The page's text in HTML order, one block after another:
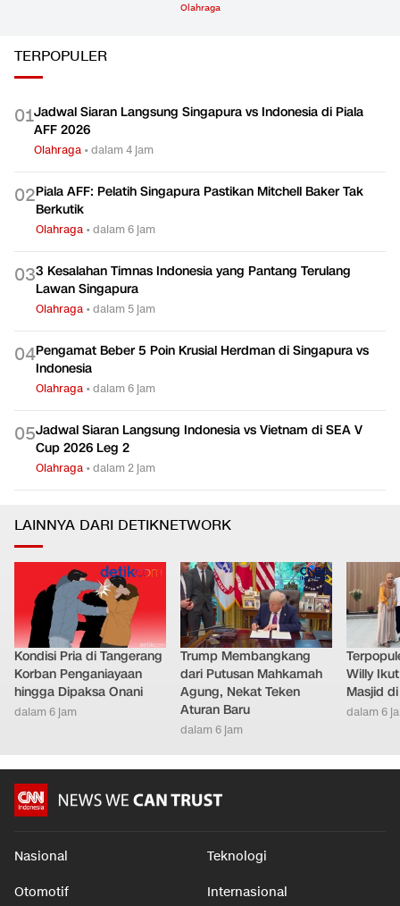
Olahraga
TERPOPULER
01Jadwal Siaran Langsung Singapura vs Indonesia di Piala
AFF 2026
Olahraga •dalam 4 jam
02Piala AFF: Pelatih Singapura Pastikan Mitchell Baker Tak
Berkutik
Olahraga •dalam 6 jam
033 Kesalahan Timnas Indonesia yang Pantang Terulang
Lawan Singapura
Olahraga •dalam 5 jam
04Pengamat Beber 5 Poin Krusial Herdman di Singapura vs
Indonesia
Olahraga •dalam 6 jam
05Jadwal Siaran Langsung Indonesia vs Vietnam di SEA V
Cup 2026 Leg 2
Olahraga •dalam 2 jam
LAINNYA DARI DETIKNETWORK
Kondisi Pria di Tangerang
Korban Penganiayaan
hingga Dipaksa Onani
dalam 6 jam
Trump Membangkang
dari Putusan Mahkamah
Agung, Nekat Teken
Aturan Baru
dalam 6 jam
Willy
Masjid
dalam 6
Nasional Teknologi
Otomotif Internasional